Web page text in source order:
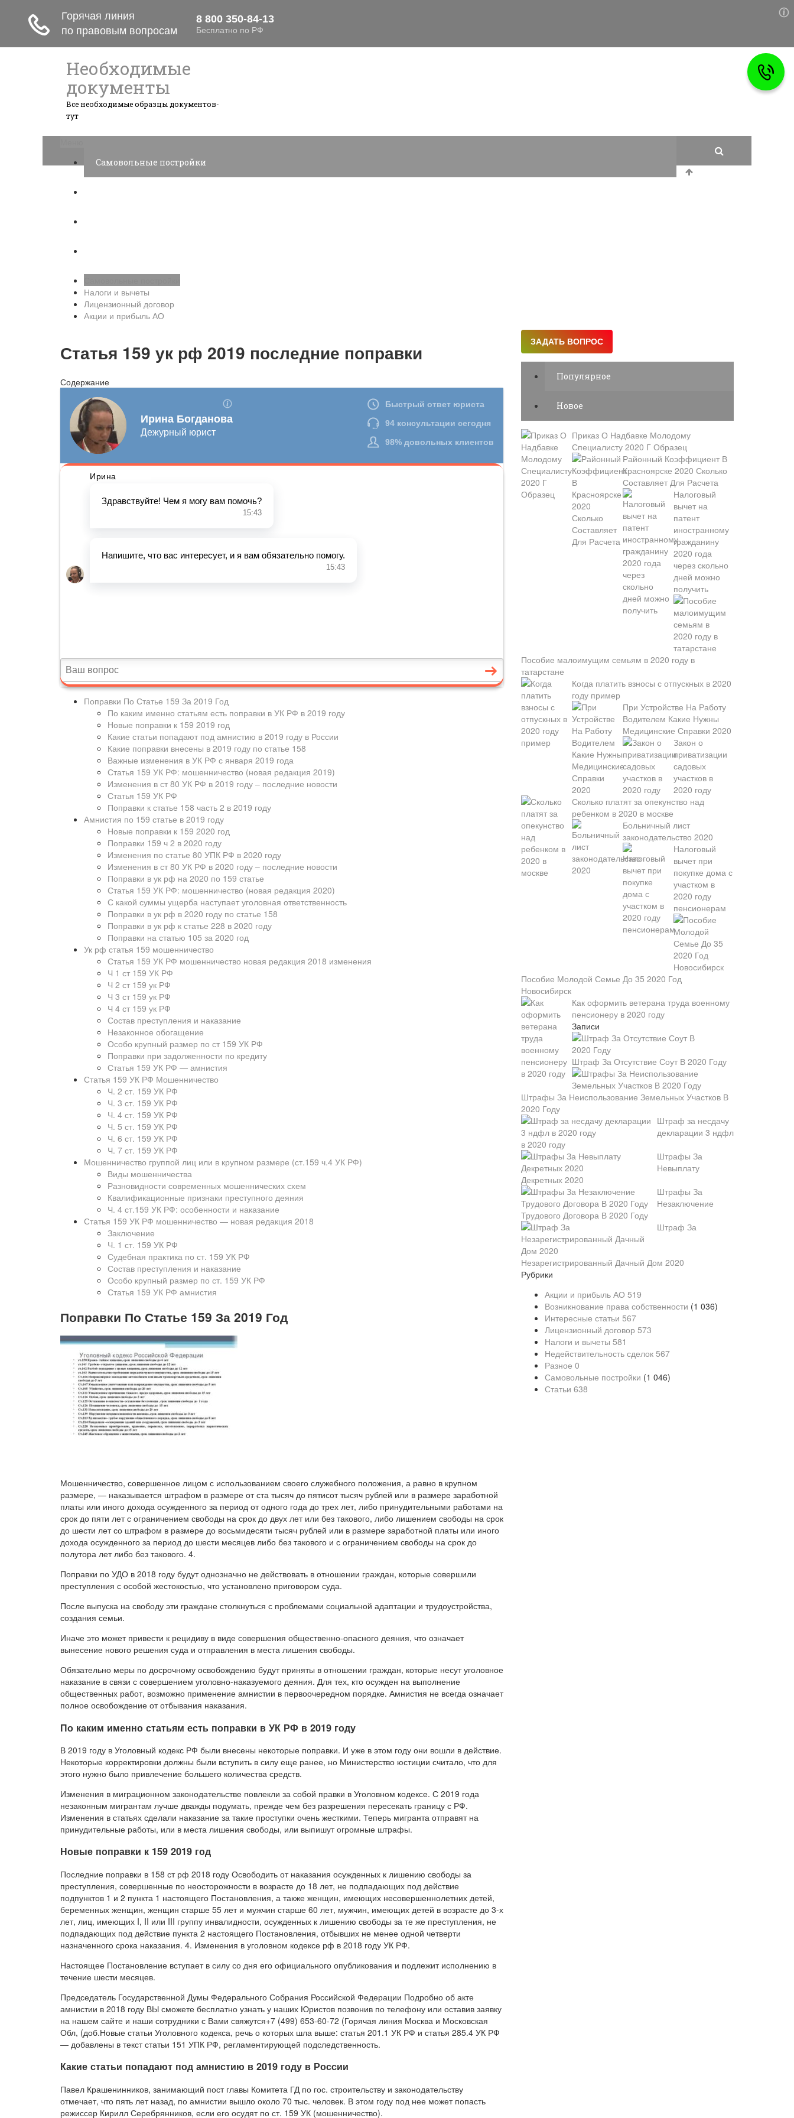
Необходимые
документы
Все необходимые образцы документов-
тут
Самовольные постройки
Налоги и вычеты
Лицензионный договор
Акции и прибыль АО
Статья 159 ук рф 2019 последние поправки
Содержание
Поправки По Статье 159 За 2019 Год
По каким именно статьям есть поправки в УК РФ в 2019 году
Новые поправки к 159 2019 год
Какие статьи попадают под амнистию в 2019 году в России
Какие поправки внесены в 2019 году по статье 158
Важные изменения в УК РФ с января 2019 года
Статья 159 УК РФ: мошенничество (новая редакция 2019)
Изменения в ст 80 УК РФ в 2019 году – последние новости
Статья 159 УК РФ
Поправки к статье 158 часть 2 в 2019 году
Амнистия по 159 статье в 2019 году
Новые поправки к 159 2020 год
Поправки 159 ч 2 в 2020 году
Изменения по статье 80 УПК РФ в 2020 году
Изменения в ст 80 УК РФ в 2020 году – последние новости
Поправки в ук рф на 2020 по 159 статье
Статья 159 УК РФ: мошенничество (новая редакция 2020)
С какой суммы ущерба наступает уголовная ответственность
Поправки в ук рф в 2020 году по статье 158
Поправки в ук рф к статье 228 в 2020 году
Поправки на статью 105 за 2020 год
Ук рф статья 159 мошенничество
Статья 159 УК РФ мошенничество новая редакция 2018 изменения
Ч 1 ст 159 УК РФ
Ч 2 ст 159 ук РФ
Ч 3 ст 159 ук РФ
Ч 4 ст 159 ук РФ
Состав преступления и наказание
Незаконное обогащение
Особо крупный размер по ст 159 УК РФ
Поправки при задолженности по кредиту
Статья 159 УК РФ — амнистия
Статья 159 УК РФ Мошенничество
Ч. 2 ст. 159 УК РФ
Ч. 3 ст. 159 УК РФ
Ч. 4 ст. 159 УК РФ
Ч. 5 ст. 159 УК РФ
Ч. 6 ст. 159 УК РФ
Ч. 7 ст. 159 УК РФ
Мошенничество группой лиц или в крупном размере (ст.159 ч.4 УК РФ)
Виды мошенничества
Разновидности современных мошеннических схем
Квалификационные признаки преступного деяния
Ч. 4 ст.159 УК РФ: особенности и наказание
Статья 159 УК РФ мошенничество — новая редакция 2018
Заключение
Ч. 1 ст. 159 УК РФ
Судебная практика по ст. 159 УК РФ
Состав преступления и наказание
Особо крупный размер по ст. 159 УК РФ
Статья 159 УК РФ амнистия
Поправки По Статье 159 За 2019 Год
Мошенничество, совершенное лицом с использованием своего служебного положения, а равно в крупном
размере, — наказывается штрафом в размере от ста тысяч до пятисот тысяч рублей или в размере заработной
платы или иного дохода осужденного за период от одного года до трех лет, либо принудительными работами на
срок до пяти лет с ограничением свободы на срок до двух лет или без такового, либо лишением свободы на срок
до шести лет со штрафом в размере до восьмидесяти тысяч рублей или в размере заработной платы или иного
дохода осужденного за период до шести месяцев либо без такового и с ограничением свободы на срок до
полутора лет либо без такового. 4.
Поправки по УДО в 2018 году будут однозначно не действовать в отношении граждан, которые совершили
преступления с особой жестокостью, что установлено приговором суда.
После выпуска на свободу эти граждане столкнуться с проблемами социальной адаптации и трудоустройства,
создания семьи.
Иначе это может привести к рецидиву в виде совершения общественно-опасного деяния, что означает
вынесение нового решения суда и отправления в места лишения свободы.
Обязательно меры по досрочному освобождению будут приняты в отношении граждан, которые несут уголовное
наказание в связи с совершением уголовно-наказуемого деяния. Для тех, кто осужден на выполнение
общественных работ, возможно применение амнистии в первоочередном порядке. Амнистия не всегда означает
полное освобождение от отбывания наказания.
По каким именно статьям есть поправки в УК РФ в 2019 году
В 2019 году в Уголовный кодекс РФ были внесены некоторые поправки. И уже в этом году они вошли в действие.
Некоторые корректировки должны были вступить в силу еще ранее, но Министерство юстиции считало, что для
этого нужно было привлечение большего количества средств.
Изменения в миграционном законодательстве повлекли за собой правки в Уголовном кодексе. С 2019 года
незаконным мигрантам лучше дважды подумать, прежде чем без разрешения пересекать границу с РФ.
Изменения в статьях сделали наказание за такие проступки очень жесткими. Теперь мигранта отправят на
принудительные работы, или в места лишения свободы, или выпишут огромные штрафы.
Новые поправки к 159 2019 год
Последние поправки в 158 ст рф 2018 году Освободить от наказания осужденных к лишению свободы за
преступления, совершенные по неосторожности в возрасте до 18 лет, не подпадающих под действие
подпунктов 1 и 2 пункта 1 настоящего Постановления, а также женщин, имеющих несовершеннолетних детей,
беременных женщин, женщин старше 55 лет и мужчин старше 60 лет, мужчин, имеющих детей в возрасте до 3-х
лет, лиц, имеющих I, II или III группу инвалидности, осужденных к лишению свободы за те же преступления, не
подпадающих под действие пункта 2 настоящего Постановления, отбывших не менее одной четверти
назначенного срока наказания. 4. Изменения в уголовном кодексе рф в 2018 году УК РФ.
Настоящее Постановление вступает в силу со дня его официального опубликования и подлежит исполнению в
течение шести месяцев.
Председатель Государственной Думы Федерального Собрания Российской Федерации Подробно об акте
амнистии в 2018 году ВЫ сможете бесплатно узнать у наших Юристов позвонив по телефону или оставив заявку
на нашем сайте и наши сотрудники с Вами свяжутся+7 (499) 653-60-72 (Горячая линия Москва и Московская
Обл, (доб.Новые статьи Уголовного кодекса, речь о которых шла выше: статья 201.1 УК РФ и статья 285.4 УК РФ
— добавлены в текст статьи 151 УПК РФ, регламентирующей подследственность.
Какие статьи попадают под амнистию в 2019 году в России
Павел Крашенинников, занимающий пост главы Комитета ГД по гос. строительству и законодательству
отмечает, что пять лет назад, по амнистии вышло около 70 тыс. человек. В этом году под нее может попасть
режиссер Кирилл Серебрянников, если его осудят по ст. 159 УК (мошенничество).
Популярное
Новое
Приказ О Надбавке Молодому
Специалисту 2020 Г Образец
Районный Коэффициент В
Красноярске 2020 Сколько
Составляет Для Расчета
Налоговый
вычет на
патент
иностранному
гражданину
2020 года
через скольно
дней можно
получить
Пособие малоимущим семьям в 2020 году в
татарстане
Когда платить взносы с отпускных в 2020
году пример
При Устройстве На Работу
Водителем Какие Нужны
Медицинские Справки 2020
Закон о
приватизации
садовых
участков в
2020 году
Сколько платят за опекунство над
ребенком в 2020 в москве
Больничный лист
законодательство 2020
Налоговый
вычет при
покупке дома с
участком в
2020 году
пенсионерам
Пособие Молодой Семье До 35 2020 Год
Новосибирск
Как оформить ветерана труда военному
пенсионеру в 2020 году
Записи
Штраф За Отсутствие Соут В 2020 Году
Штрафы За Неиспользование Земельных Участков В
2020 Году
Штраф за несдачу
декларации 3 ндфл
в 2020 году
Штрафы За
Невыплату
Декретных 2020
Штрафы За
Незаключение
Трудового Договора В 2020 Году
Штраф За
Незарегистрированный Дачный Дом 2020
Рубрики
Акции и прибыль АО 519
Возникнование права собственности (1 036)
Интересные статьи 567
Лицензионный договор 573
Налоги и вычеты 581
Недействительность сделок 567
Разное 0
Самовольные постройки (1 046)
Статьи 638